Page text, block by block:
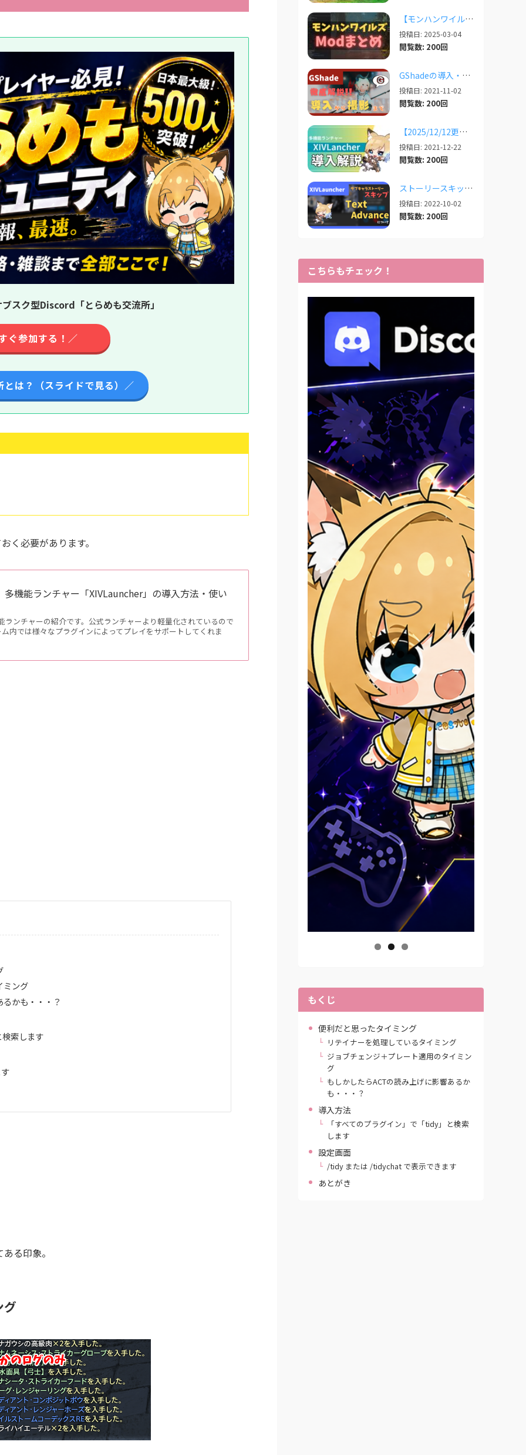
スク型Discord「とらめも交流所」
ぐ参加する！／
とは？（スライドで見る）／
く必要があります。
機能ランチャー「XIVLauncher」の導入方法・使い
ランチャーの紹介です。公式ランチャーより軽量化されているので
内では様々なプラグインによってプレイをサポートしてくれま
ミング
かも・・・？
索します
る印象。
グ
【モンハンワイルズ】人気Modまとめ記事！【2026/03更新】
投稿日: 2025-03-04
閲覧数: 200回
GShadeの導入・設定・撮影まで徹底解説！【2026/03/25更新】
投稿日: 2021-11-02
閲覧数: 200回
【2025/12/12更新】多機能ランチャー「XIVLauncher」の導入方法・使い方について
投稿日: 2021-12-22
閲覧数: 200回
ストーリースキップ補助「TextAdvance」について【2025/05/21更新】
投稿日: 2022-10-02
閲覧数: 200回
こちらもチェック！
もくじ
便利だと思ったタイミング
リテイナーを処理しているタイミング
ジョブチェンジ＋プレート適用のタイミン
グ
もしかしたらACTの読み上げに影響あるか
も・・・？
導入方法
「すべてのプラグイン」で「tidy」と検索
します
設定画面
/tidy または /tidychat で表示できます
あとがき